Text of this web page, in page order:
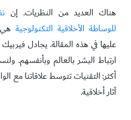
هناك العديد من النظريات. إن
للوساطة الأخلاقية التكنولوجية
عليها في هذه المقالة. يجادل
ارتباط البشر بالعالم وبأنفسهم.
أكثر: التقنيات تتوسط علاقاتنا مع
آثار أخلاقية.